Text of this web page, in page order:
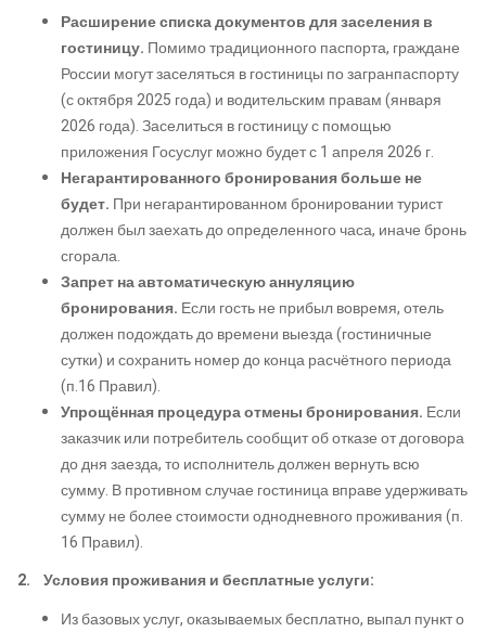
Расширение списка документов для заселения в
гостиницу. Помимо традиционного паспорта, граждане
России могут заселяться в гостиницы по загранпаспорту
(с октября 2025 года) и водительским правам (января
2026 года). Заселиться в гостиницу с помощью
приложения Госуслуг можно будет с 1 апреля 2026 г.
Негарантированного бронирования больше не
будет. При негарантированном бронировании турист
должен был заехать до определенного часа, иначе бронь
сгорала.
Запрет на автоматическую аннуляцию
бронирования. Если гость не прибыл вовремя, отель
должен подождать до времени выезда (гостиничные
сутки) и сохранить номер до конца расчётного периода
(п.16 Правил).
Упрощённая процедура отмены бронирования. Если
заказчик или потребитель сообщит об отказе от договора
до дня заезда, то исполнитель должен вернуть всю
сумму. В противном случае гостиница вправе удерживать
сумму не более стоимости однодневного проживания (п.
16 Правил).
2. Условия проживания и бесплатные услуги:
Из базовых услуг, оказываемых бесплатно, выпал пункт о